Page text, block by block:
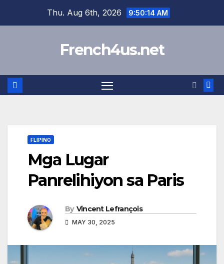
Thu. Aug 6th, 2026 9:50:15 AM
French4us.net
FLIPINO
Mga Lugar
Panrelihiyon sa Paris
By Vincent Lefrançois
MAY 30, 2025